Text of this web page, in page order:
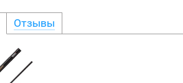
Отзывы